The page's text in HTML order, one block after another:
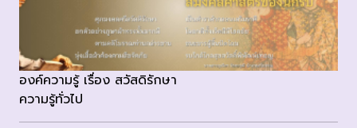
องค์ความรู้ เรื่อง สวัสดิรักษา
ความรู้ทั่วไป